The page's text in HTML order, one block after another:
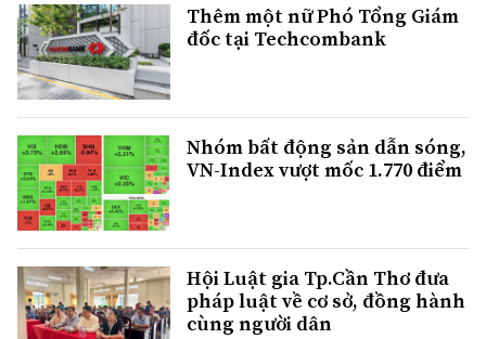
Thêm một nữ Phó Tổng Giám
đốc tại Techcombank
Nhóm bất động sản dẫn sóng,
VN-Index vượt mốc 1.770 điểm
Hội Luật gia Tp.Cần Thơ đưa
pháp luật về cơ sở, đồng hành
cùng người dân